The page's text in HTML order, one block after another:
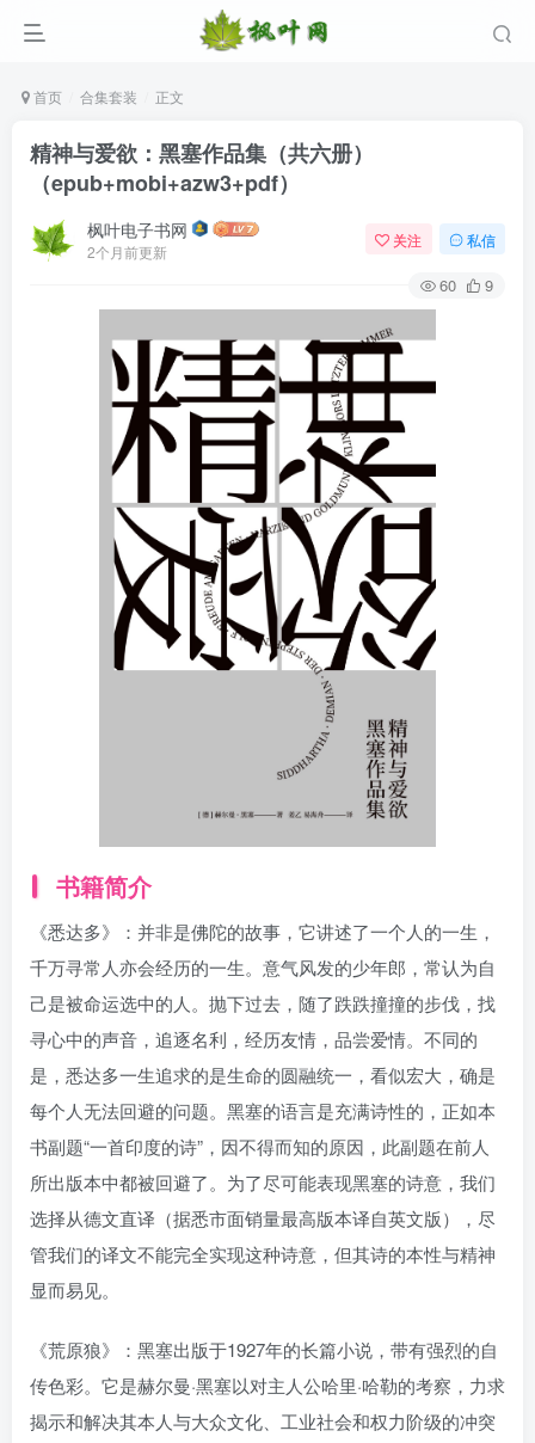
首页 合集套装 正文
精神与爱欲：黑塞作品集（共六册）
（epub+mobi+azw3+pdf）
枫叶电子书网
2个月前更新
关注 私信
60 9
书籍简介
《悉达多》：并非是佛陀的故事，它讲述了一个人的一生，
千万寻常人亦会经历的一生。意气风发的少年郎，常认为自
己是被命运选中的人。抛下过去，随了跌跌撞撞的步伐，找
寻心中的声音，追逐名利，经历友情，品尝爱情。不同的
是，悉达多一生追求的是生命的圆融统一，看似宏大，确是
每个人无法回避的问题。黑塞的语言是充满诗性的，正如本
书副题“一首印度的诗”，因不得而知的原因，此副题在前人
所出版本中都被回避了。为了尽可能表现黑塞的诗意，我们
选择从德文直译（据悉市面销量最高版本译自英文版），尽
管我们的译文不能完全实现这种诗意，但其诗的本性与精神
显而易见。
《荒原狼》：黑塞出版于1927年的长篇小说，带有强烈的自
传色彩。它是赫尔曼·黑塞以对主人公哈里·哈勒的考察，力求
揭示和解决其本人与大众文化、工业社会和权力阶级的冲突
登录
没有账号？立即注册
用户名/手机号/邮箱
登录密码
记住登录 找回密码
登录
社交账号登录